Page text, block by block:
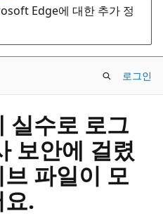
Edge에 대한 추가 정
로그인
실수로 로그
보안에 걸렸
파일이 모
.